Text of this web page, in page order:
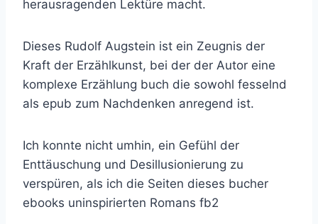
herausragenden Lektüre macht.
Dieses Rudolf Augstein ist ein Zeugnis der
Kraft der Erzählkunst, bei der der Autor eine
komplexe Erzählung buch die sowohl fesselnd
als epub zum Nachdenken anregend ist.
Ich konnte nicht umhin, ein Gefühl der
Enttäuschung und Desillusionierung zu
verspüren, als ich die Seiten dieses bucher
ebooks uninspirierten Romans fb2